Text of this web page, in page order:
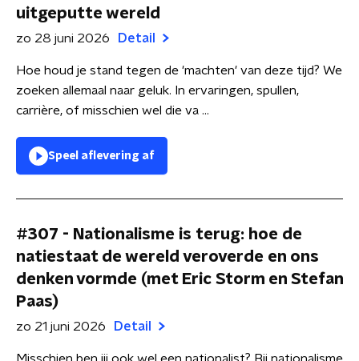
uitgeputte wereld
zo 28 juni 2026 Detail
Hoe houd je stand tegen de 'machten' van deze tijd? We
zoeken allemaal naar geluk. In ervaringen, spullen,
carrière, of misschien wel die va ...
Speel aflevering af
#307 - Nationalisme is terug: hoe de
natiestaat de wereld veroverde en ons
denken vormde (met Eric Storm en Stefan
Paas)
zo 21 juni 2026 Detail